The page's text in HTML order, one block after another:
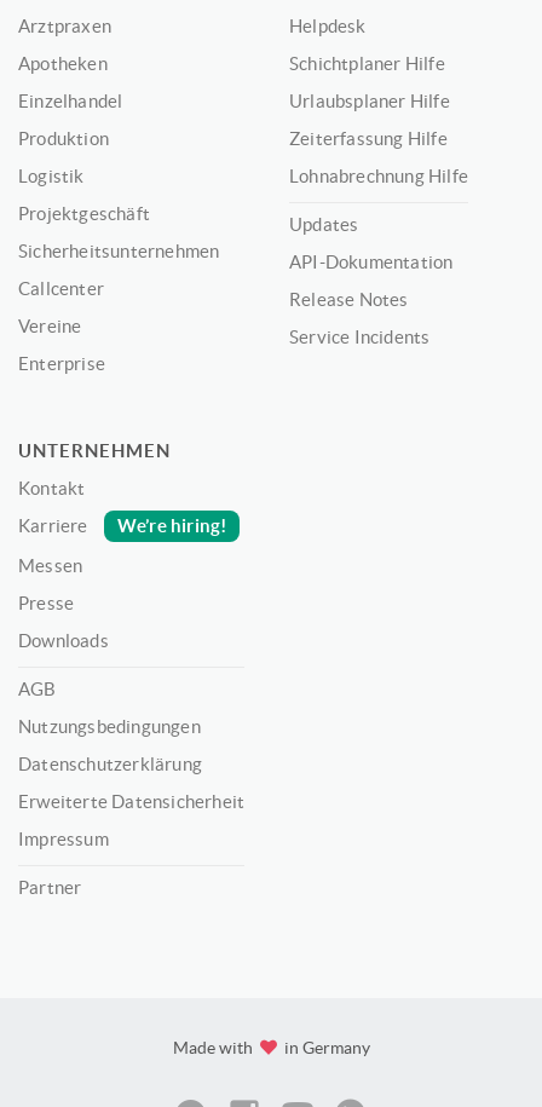
Arztpraxen
Apotheken
Einzelhandel
Produktion
Logistik
Projektgeschäft
Sicherheitsunternehmen
Callcenter
Vereine
Enterprise
Helpdesk
Schichtplaner Hilfe
Urlaubsplaner Hilfe
Zeiterfassung Hilfe
Lohnabrechnung Hilfe
Updates
API-Dokumentation
Release Notes
Service Incidents
UNTERNEHMEN
Kontakt
Karriere
We’re hiring!
Messen
Presse
Downloads
AGB
Nutzungsbedingungen
Datenschutzerklärung
Erweiterte Datensicherheit
Impressum
Partner
Made with in Germany